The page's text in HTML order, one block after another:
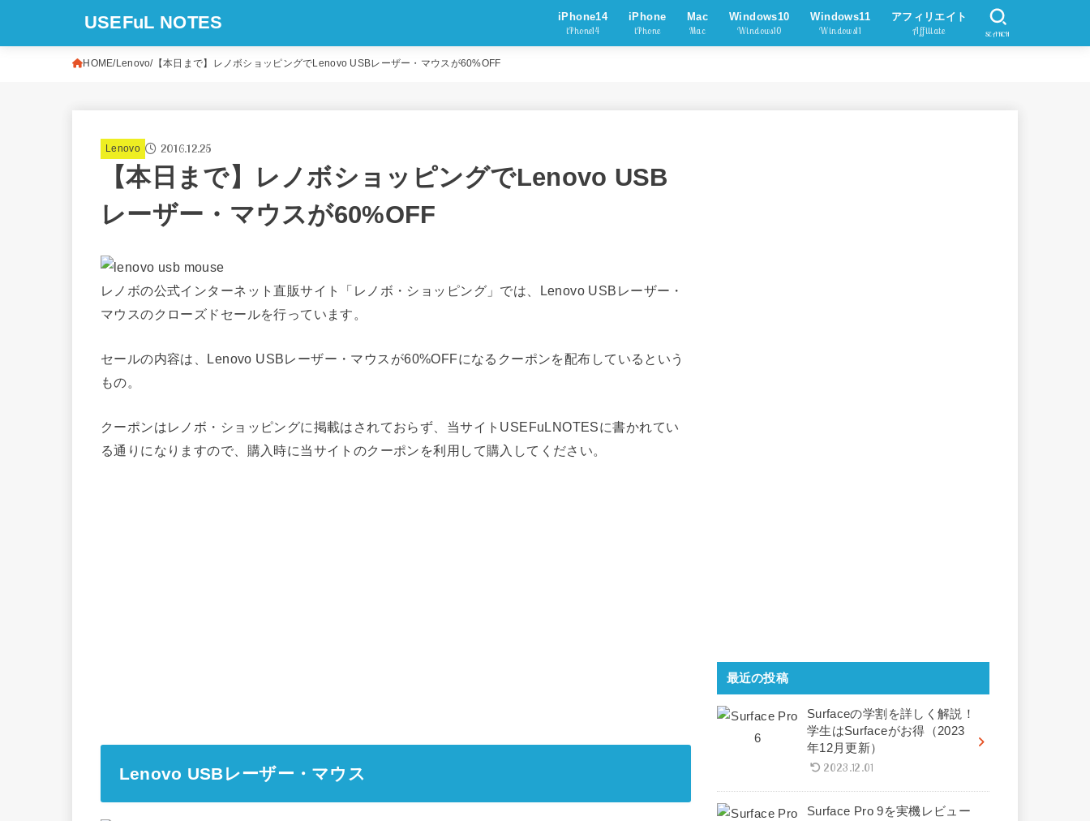
USEFuL NOTES iPhone14
iPhone14
iPhone
iPhone
Mac
Mac
Windows10
Windows10
Windows11
Windows11
アフィリエイト
Affiliate SEARCH
HOME Lenovo 【本日まで】レノボショッピングでLenovo USBレーザー・マウスが60%OFF
Lenovo 2016.12.25
【本日まで】レノボショッピングでLenovo USB
レーザー・マウスが60%OFF
レノボの公式インターネット直販サイト「レノボ・ショッピング」では、Lenovo USBレーザー・
マウスのクローズドセールを行っています。
セールの内容は、Lenovo USBレーザー・マウスが60%OFFになるクーポンを配布しているという
もの。
クーポンはレノボ・ショッピングに掲載はされておらず、当サイトUSEFuLNOTESに書かれてい
る通りになりますので、購入時に当サイトのクーポンを利用して購入してください。
Lenovo USBレーザー・マウス
最近の投稿
Surfaceの学割を詳しく解説！
学生はSurfaceがお得（2023
年12月更新）
2023.12.01
Surface Pro 9を実機レビュー